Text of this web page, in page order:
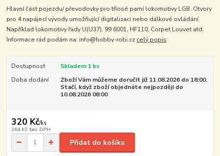
Hlavní část pojezdu/ převodovky pro tříosé parní lokomotivy LGB. Otvory
pro 4 napájecí vývody umožňující digitalizaci nebo dálkové ovládání.
Například lokomotivy řady U(U37), 99 6001, HF110, Corpet Louvet atd.
Informace rád podám na: info@hobby-robi.cz celý popis
Dostupnost
Skladem 1 ks
Doba dodání
Zboží Vám můžeme doručit již 11.08.2026 do 18:00.
Stačí, když zboží objednáte nejpozději do
10.08.2026 08:00
320 Kč/ks
264 Kč bez DPH
Přidat do košíku